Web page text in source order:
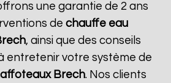
une garantie de 2 ans
de chauffe eau
, ainsi que des conseils
entretenir votre système de
Brech. Nos clients